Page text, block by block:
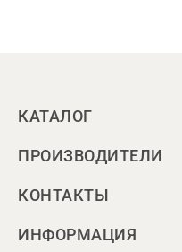
КАТАЛОГ
ПРОИЗВОДИТЕЛИ
КОНТАКТЫ
ИНФОРМАЦИЯ